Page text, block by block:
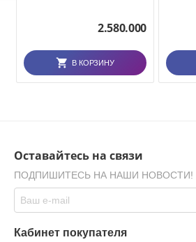
2.580.000
В КОРЗИНУ
Оставайтесь на связи
ПОДПИШИТЕСЬ НА НАШИ НОВОСТИ!
Кабинет покупателя